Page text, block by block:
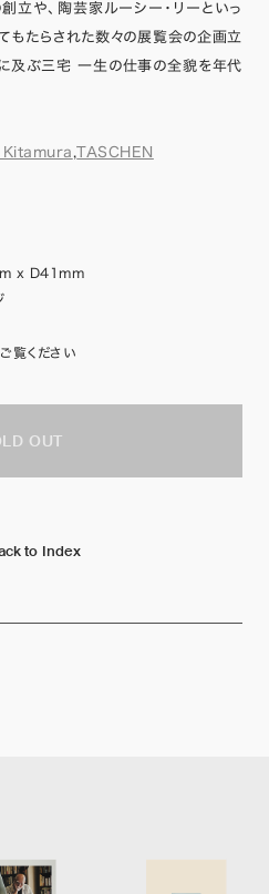
立や、陶芸家ルーシー・リーといっ
もたらされた数々の展覧会の企画立
及ぶ三宅 一生の仕事の全貌を年代
,TASCHEN
x D41mm
覧ください
OUT
to Index